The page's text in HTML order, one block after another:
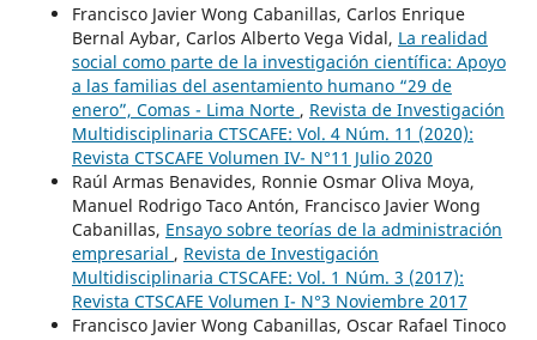
Francisco Javier Wong Cabanillas, Carlos Enrique
Bernal Aybar, Carlos Alberto Vega Vidal, La realidad
social como parte de la investigación científica: Apoyo
a las familias del asentamiento humano “29 de
enero”, Comas - Lima Norte , Revista de Investigación
Multidisciplinaria CTSCAFE: Vol. 4 Núm. 11 (2020):
Revista CTSCAFE Volumen IV- N°11 Julio 2020
Raúl Armas Benavides, Ronnie Osmar Oliva Moya,
Manuel Rodrigo Taco Antón, Francisco Javier Wong
Cabanillas, Ensayo sobre teorías de la administración
empresarial , Revista de Investigación
Multidisciplinaria CTSCAFE: Vol. 1 Núm. 3 (2017):
Revista CTSCAFE Volumen I- N°3 Noviembre 2017
Francisco Javier Wong Cabanillas, Oscar Rafael Tinoco